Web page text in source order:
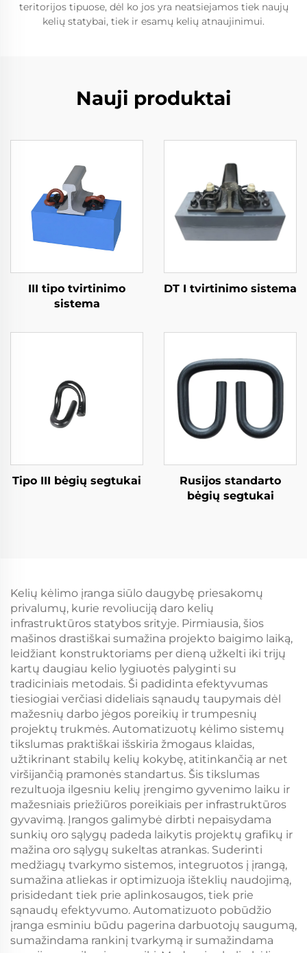
teritorijos tipuose, dėl ko jos yra neatsiejamos tiek naujų
kelių statybai, tiek ir esamų kelių atnaujinimui.
Nauji produktai
III tipo tvirtinimo
sistema
DT I tvirtinimo sistema
Tipo III bėgių segtukai
Rusijos standarto
bėgių segtukai
Kelių kėlimo įranga siūlo daugybę priesakomų
privalumų, kurie revoliuciją daro kelių
infrastruktūros statybos srityje. Pirmiausia, šios
mašinos drastiškai sumažina projekto baigimo laiką,
leidžiant konstruktoriams per dieną užkelti iki trijų
kartų daugiau kelio lygiuotės palyginti su
tradiciniais metodais. Ši padidinta efektyvumas
tiesiogiai verčiasi dideliais sąnaudų taupymais dėl
mažesnių darbo jėgos poreikių ir trumpesnių
projektų trukmės. Automatizuotų kėlimo sistemų
tikslumas praktiškai išskiria žmogaus klaidas,
užtikrinant stabilų kelių kokybę, atitinkančią ar net
viršijančią pramonės standartus. Šis tikslumas
rezultuoja ilgesniu kelių įrengimo gyvenimo laiku ir
mažesniais priežiūros poreikiais per infrastruktūros
gyvavimą. Įrangos galimybė dirbti nepaisydama
sunkių oro sąlygų padeda laikytis projektų grafikų ir
mažina oro sąlygų sukeltas atrankas. Suderinti
medžiagų tvarkymo sistemos, integruotos į įrangą,
sumažina atliekas ir optimizuoja išteklių naudojimą,
prisidedant tiek prie aplinkosaugos, tiek prie
sąnaudų efektyvumo. Automatizuoto pobūdžio
įranga esminiu būdu pagerina darbuotojų saugumą,
sumažindama rankinį tvarkymą ir sumažindama